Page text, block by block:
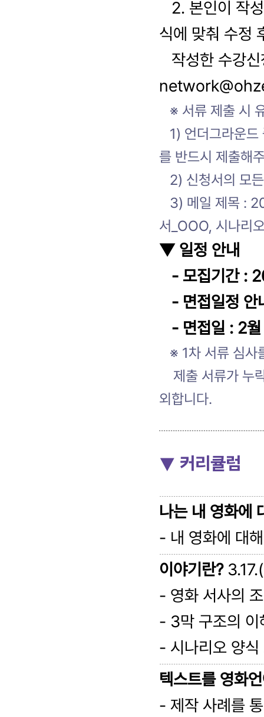
2. 본인이 작
식에 맞춰 수정
작성한 수강
※ 서류 제출 시
1) 언더그라운드
를 반드시 제출해
2) 신청서의 모
3) 메일 제목 :
서_OOO, 시나리
▼ 일정 안내
- 모집기간 :
- 면접일정
- 면접일 : 2
※ 1차 서류 심사
제출 서류가 누
외합니다.
▼ 커리큘럼
나는 내 영화에
- 내 영화에 대
이야기란?
- 영화 서사의
- 3막 구조의 이
- 시나리오 양식
텍스트를 영화
- 제작 사례를